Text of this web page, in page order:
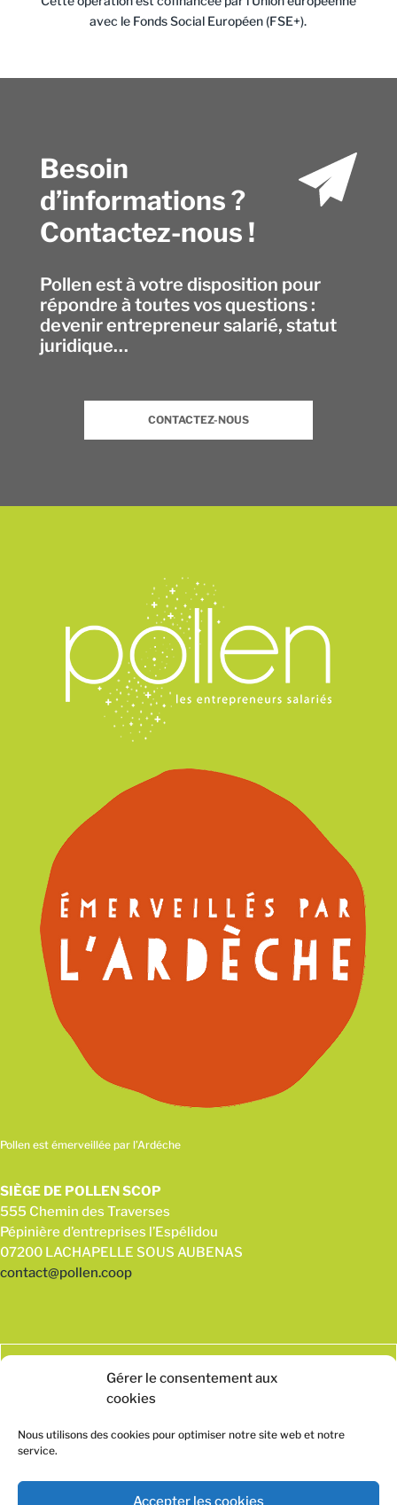
Gérer le consentement aux
cookies
Nous utilisons des cookies pour optimiser notre site web et notre
service.
Accepter les cookies
avec le Fonds Social Européen (FSE+).
Besoin
d’informations ?
Contactez-nous !
Pollen est à votre disposition pour
répondre à toutes vos questions :
devenir entrepreneur salarié, statut
juridique…
CONTACTEZ-NOUS
Pollen est émerveillée par l’Ardéche
SIÈGE DE POLLEN SCOP
555 Chemin des Traverses
Pépinière d’entreprises l’Espélidou
07200 LACHAPELLE SOUS AUBENAS
contact@pollen.coop